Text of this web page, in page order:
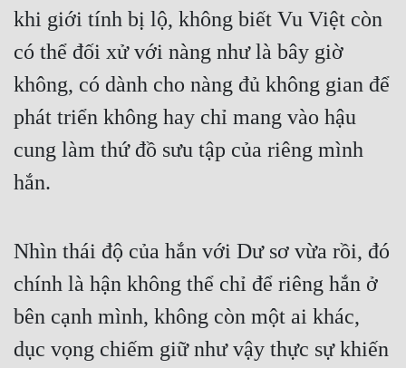
Vô Địch
Võ Hiệp
Võng Du
Xuyên Không
Xuyên Nhanh
Điền Văn
Đô Thị
Đông Phương
khi giới tính bị lộ, không biết Vu Việt còn
có thể đối xử với nàng như là bây giờ
không, có dành cho nàng đủ không gian để
phát triển không hay chỉ mang vào hậu
cung làm thứ đồ sưu tập của riêng mình
hắn.
Nhìn thái độ của hắn với Dư sơ vừa rồi, đó
chính là hận không thể chỉ để riêng hắn ở
bên cạnh mình, không còn một ai khác,
dục vọng chiếm giữ như vậy thực sự khiến